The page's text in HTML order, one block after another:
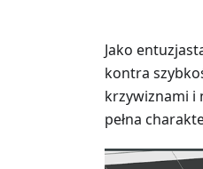
Jako
kontra
krzywiznami i
pełna